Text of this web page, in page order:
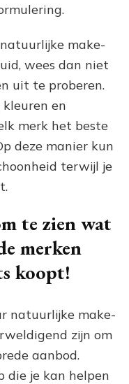
make-
wees dan niet
uit te proberen.
en
merk het beste
deze manier kun
terwijl je
te zien wat
merken
koopt!
natuurlijke make-
zijn om
aanbod.
die je kan helpen